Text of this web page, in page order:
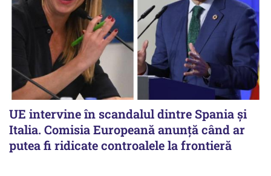
UE intervine în scandalul dintre Spania și
Italia. Comisia Europeană anunță când ar
putea fi ridicate controalele la frontieră